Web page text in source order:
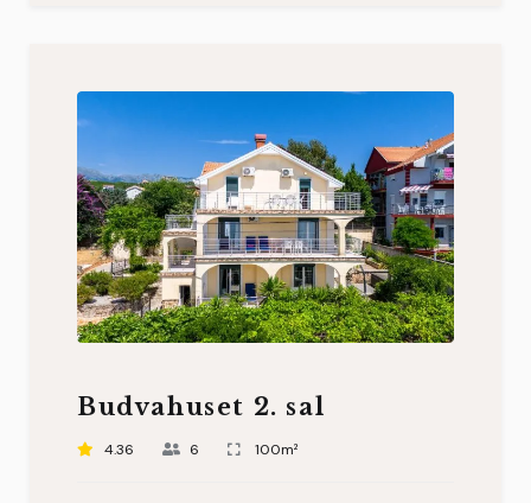
Budvahuset 2. sal
4.36 6 100m²